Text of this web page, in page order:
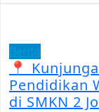
📍
Pendidikan
di SMKN 2